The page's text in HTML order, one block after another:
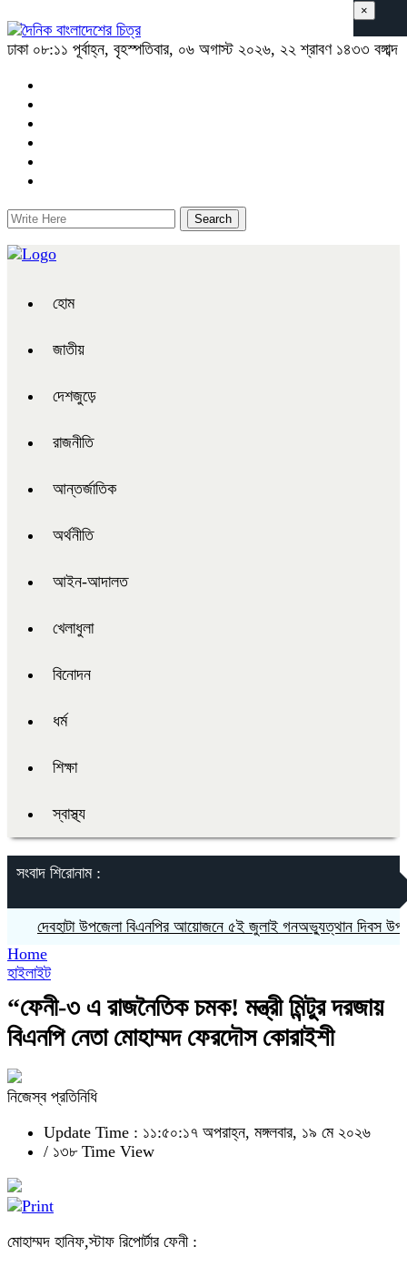
ঢাকা ০৮:১১ পূর্বাহ্ন, বৃহস্পতিবার, ০৬ অগাস্ট ২০২৬, ২২ শ্রাবণ ১৪৩৩ বঙ্গাব্দ
হোম
জাতীয়
দেশজুড়ে
রাজনীতি
আন্তর্জাতিক
অর্থনীতি
আইন-আদালত
খেলাধুলা
বিনোদন
ধর্ম
শিক্ষা
স্বাস্থ্য
সংবাদ শিরোনাম :
দেবহাটা উপজেলা বিএনপির আয়োজনে ৫ই জুলাই গনঅভ্যুত্থান দিবস উপলক্ষে
×
Home
হাইলাইট
“ফেনী-৩ এ রাজনৈতিক চমক! মন্ত্রী মিন্টুর দরজায়
বিএনপি নেতা মোহাম্মদ ফেরদৌস কোরাইশী
নিজেস্ব প্রতিনিধি
Update Time : ১১:৫০:১৭ অপরাহ্ন, মঙ্গলবার, ১৯ মে ২০২৬
/ ১৩৮ Time View
মোহাম্মদ হানিফ,স্টাফ রিপোর্টার ফেনী :